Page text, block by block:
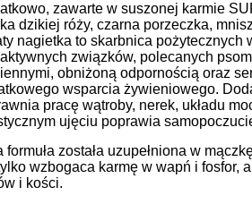
zawarte w suszonej karmie
dzikiej róży, czarna porzeczka,
nagietka to skarbnica pożytecznych
związków, polecanych
obniżoną odpornością oraz
wsparcia żywieniowego.
pracę wątroby, nerek, układu
ujęciu poprawia
formuła została uzupełniona w
wzbogaca karmę w wapń i fosfor,
i kości.